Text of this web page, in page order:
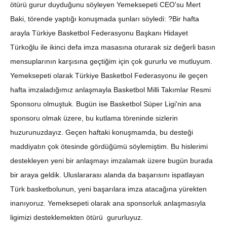
ötürü gurur duyduğunu söyleyen Yemeksepeti CEO'su Mert
Baki, törende yaptığı konuşmada şunları söyledi: ?Bir hafta
arayla Türkiye Basketbol Federasyonu Başkanı Hidayet
Türkoğlu ile ikinci defa imza masasına oturarak siz değerli basın
mensuplarının karşısına geçtiğim için çok gururlu ve mutluyum.
Yemeksepeti olarak Türkiye Basketbol Federasyonu ile geçen
hafta imzaladığımız anlaşmayla Basketbol Milli Takımlar Resmi
Sponsoru olmuştuk. Bugün ise Basketbol Süper Ligi'nin ana
sponsoru olmak üzere, bu kutlama töreninde sizlerin
huzurunuzdayız. Geçen haftaki konuşmamda, bu desteği
maddiyatın çok ötesinde gördüğümü söylemiştim. Bu hislerimi
destekleyen yeni bir anlaşmayı imzalamak üzere bugün burada
bir araya geldik. Uluslararası alanda da başarısını ispatlayan
Türk basketbolunun, yeni başarılara imza atacağına yürekten
inanıyoruz. Yemeksepeti olarak ana sponsorluk anlaşmasıyla
ligimizi desteklemekten ötürü gururluyuz.